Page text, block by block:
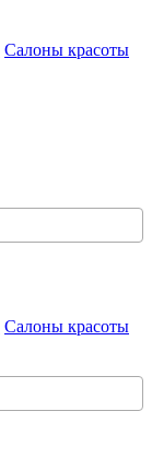
Салоны красоты
Салоны красоты